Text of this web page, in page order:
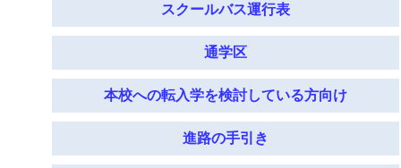
スクールバス運行表
通学区
本校への転入学を検討している方向け
進路の手引き